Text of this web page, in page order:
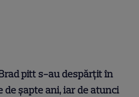
pitt s-au despărțit în
de șapte ani, iar de atunci